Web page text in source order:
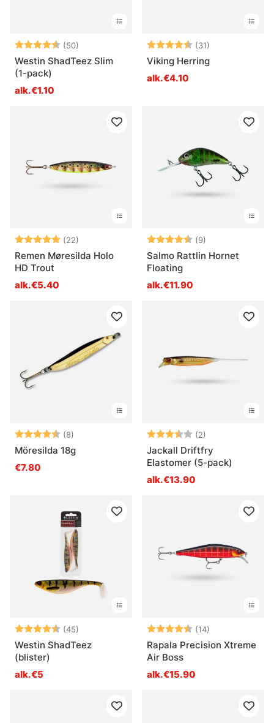
Arvio: (50)
4.6 5:sta tähdestä
Westin ShadTeez Slim
(1-pack)
alk.€1.10
Arvio: (31)
Viking Herring
alk.€4.10
Arvio: (22)
5.0 5:sta tähdestä
Remen Møresilda Holo
HD Trout
alk.€5.40
Arvio: (9)
Salmo Rattlin Hornet
Floating
alk.€11.90
Arvio: (8)
4.8 5:sta tähdestä
Möresilda 18g
€7.80
Arvio: (2)
Jackall Driftfry
Elastomer (5-pack)
alk.€13.90
Arvio: (45)
4.8 5:sta tähdestä
Westin ShadTeez
(blister)
alk.€5
Arvio: (14)
Rapala Precision Xtreme
Air Boss
alk.€15.90